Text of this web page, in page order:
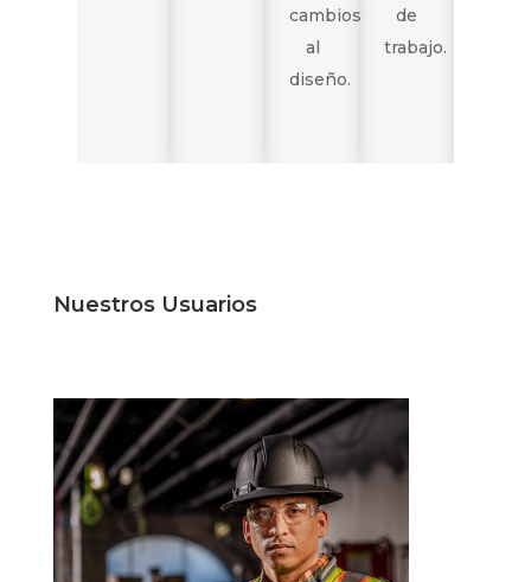
cambios
al
diseño.
de
trabajo.
Nuestros Usuarios